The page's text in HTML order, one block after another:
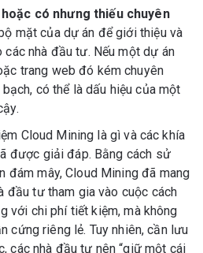
có nhưng thiếu chuyên
mặt của dự án để giới thiệu và
nhà đầu tư. Nếu một dự án
trang web đó kém chuyên
có thể là dấu hiệu của một
Cloud Mining là gì và các khía
được giải đáp. Bằng cách sử
đám mây, Cloud Mining đã mang
đầu tư tham gia vào cuộc cách
với chi phí tiết kiệm, mà không
cứng riêng lẻ. Tuy nhiên, cần lưu
các nhà đầu tư nên “giữ một cái